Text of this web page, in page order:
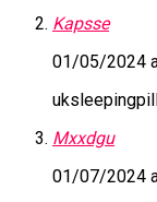
Kapsse
01/05/2024
Mxxdgu
01/07/2024